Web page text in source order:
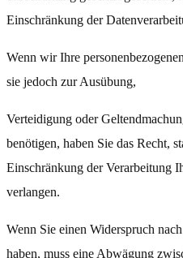
Einschränkung der
Wenn wir Ihre
sie jedoch zur Ausübung,
Verteidigung oder
benötigen, haben Sie das Recht,
Einschränkung der Verarbeitung
verlangen.
Wenn Sie einen Widerspruch
haben, muss eine Abwägung